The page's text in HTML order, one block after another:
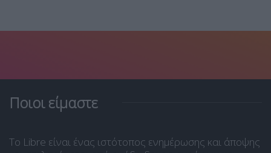
Ποιοι είμαστε
Το Libre είναι ένας ιστότοπος ενημέρωσης και άποψης